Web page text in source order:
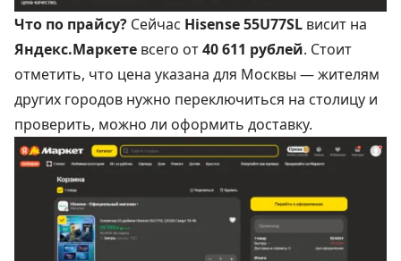
Что по прайсу? Сейчас Hisense 55U77SL висит на
Яндекс.Маркете всего от40 611 рублей. Стоит
отметить, что цена указана для Москвы — жителям
других городов нужно переключиться на столицу и
проверить, можно ли оформить доставку.